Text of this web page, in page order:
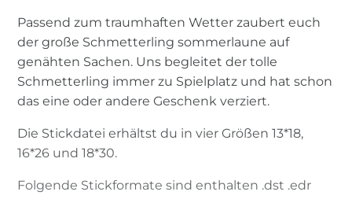
Passend zum traumhaften Wetter zaubert euch
der große Schmetterling sommerlaune auf
genähten Sachen. Uns begleitet der tolle
Schmetterling immer zu Spielplatz und hat schon
das eine oder andere Geschenk verziert.
Die Stickdatei erhältst du in vier Größen 13*18,
16*26 und 18*30.
Folgende Stickformate sind enthalten .dst .edr